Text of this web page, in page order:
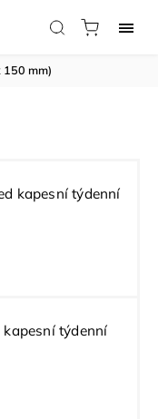
150 mm)
kapesní týdenní
kapesní týdenní